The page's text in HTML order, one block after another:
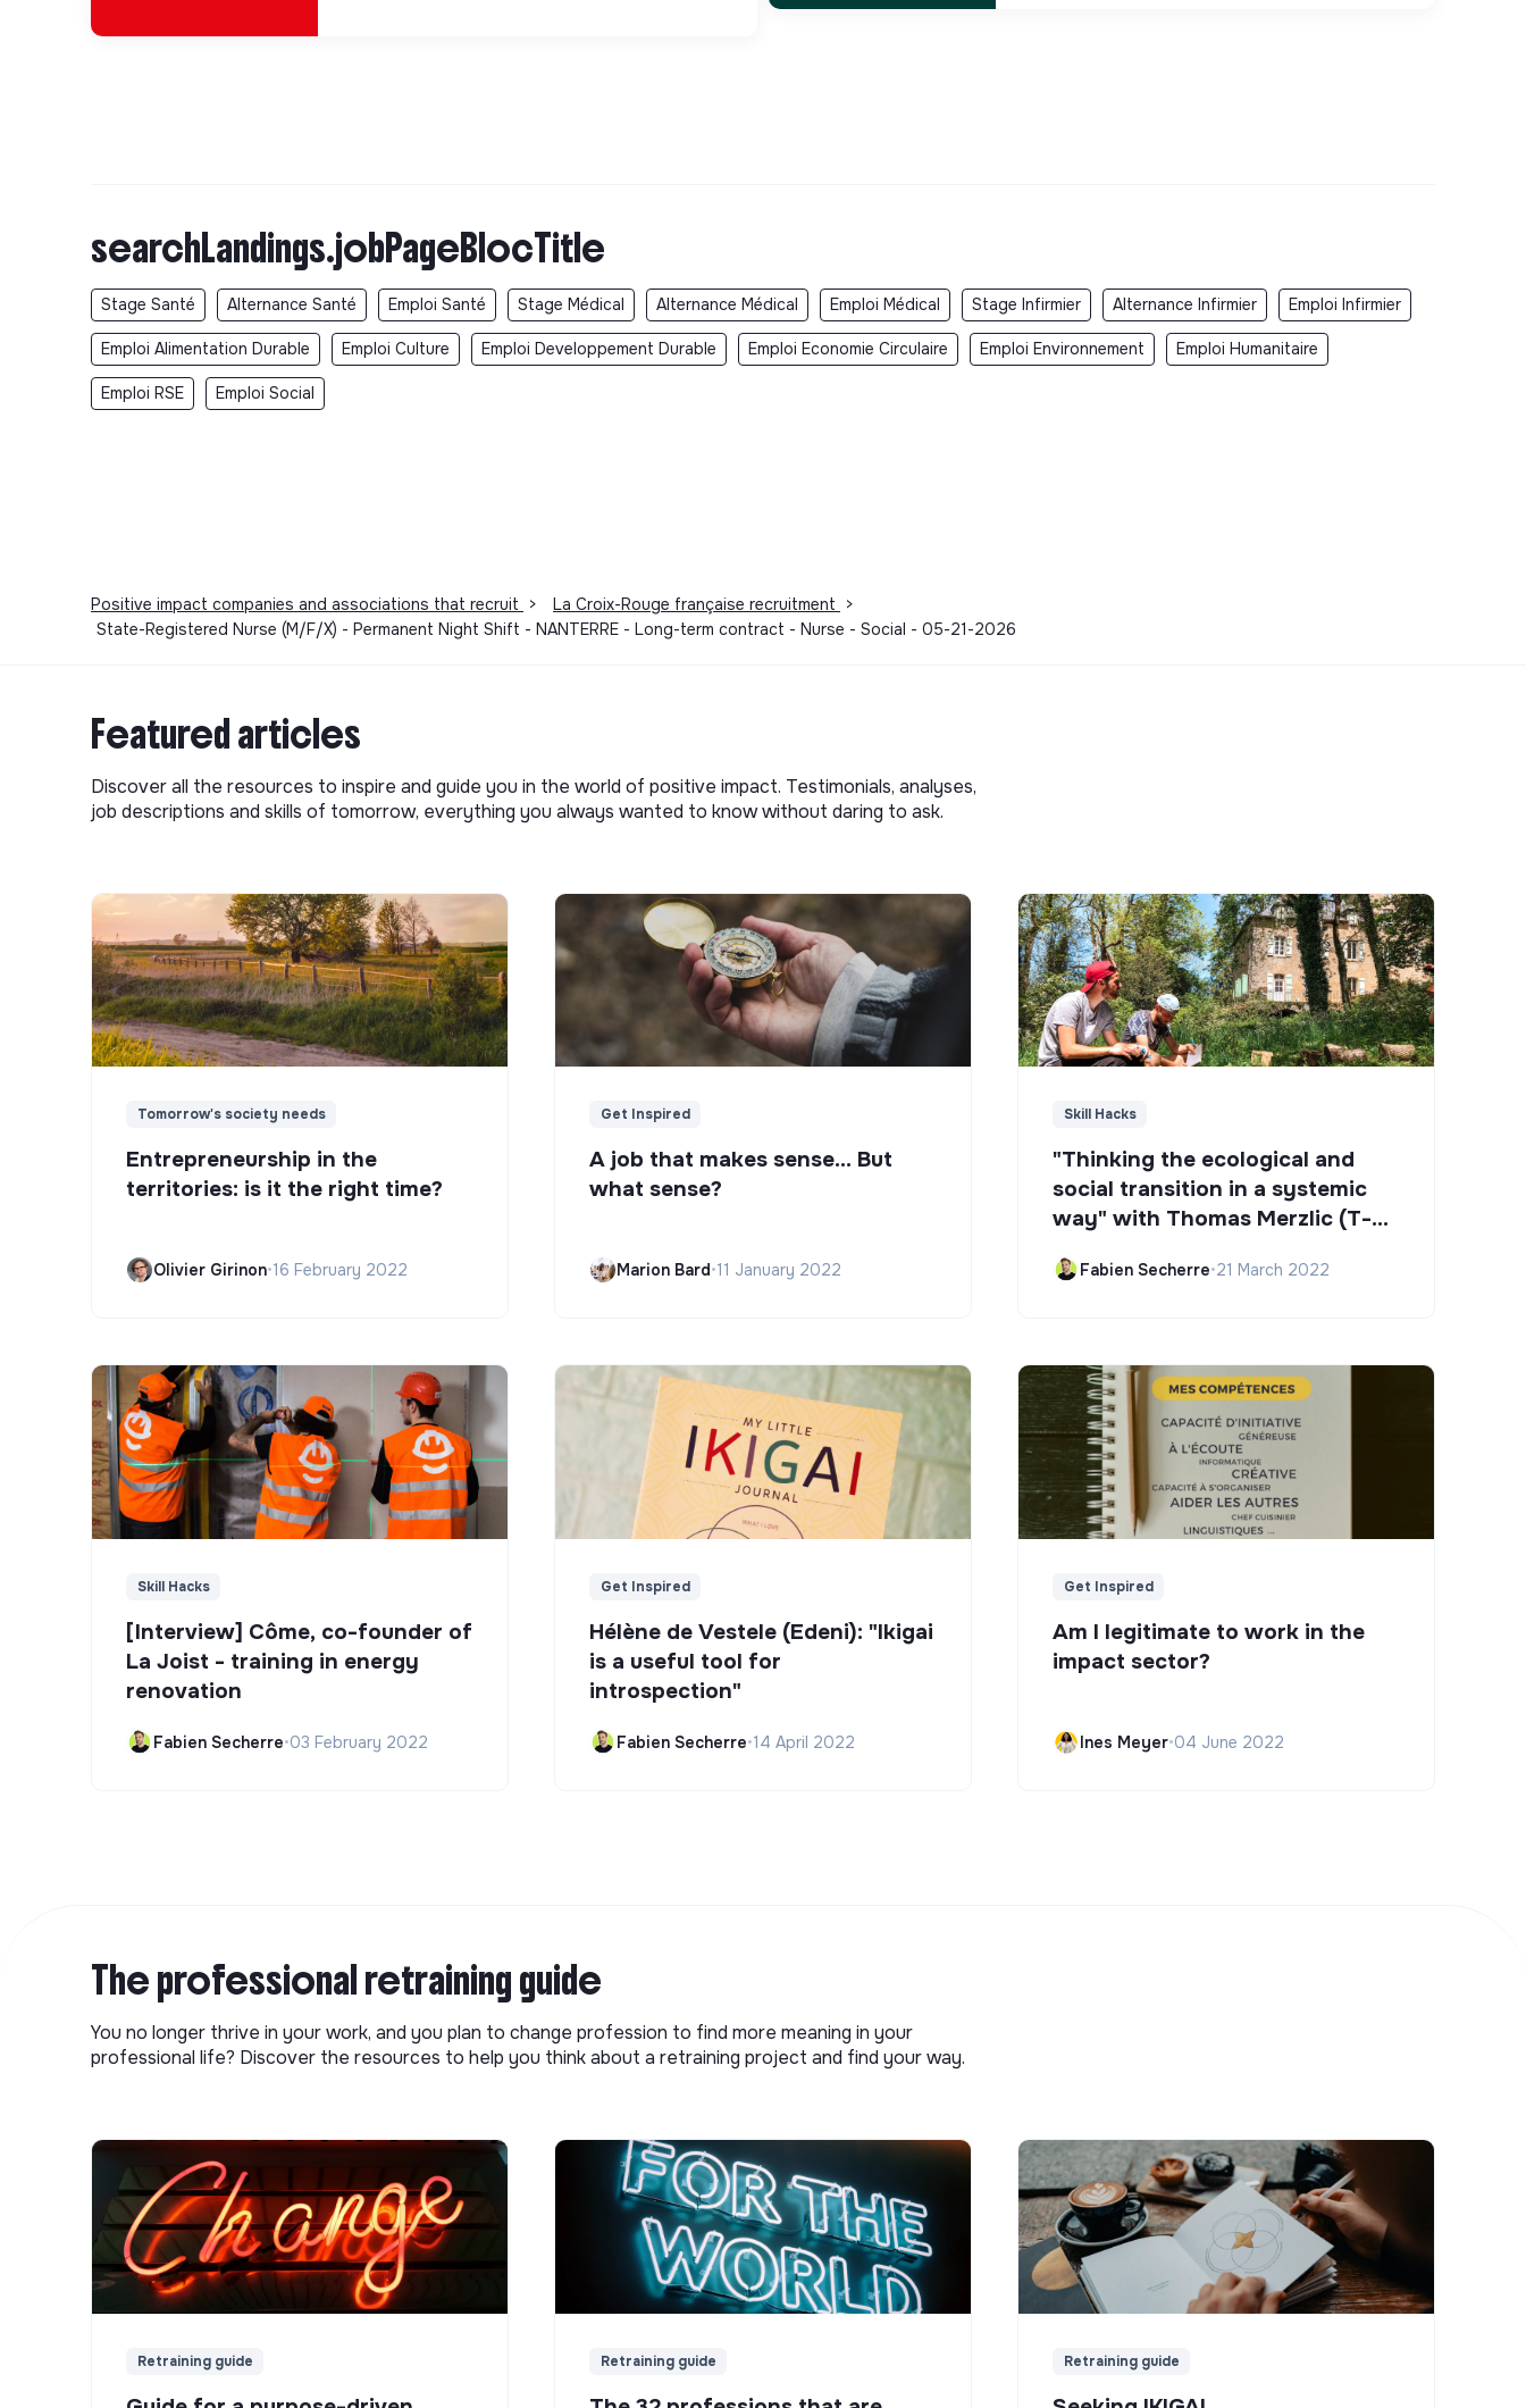
searchLandings.jobPageBlocTitle
Stage Santé Alternance Santé Emploi Santé Stage Médical Alternance Médical Emploi Médical Stage Infirmier Alternance Infirmier Emploi Infirmier
Emploi Alimentation Durable Emploi Culture Emploi Developpement Durable Emploi Economie Circulaire Emploi Environnement Emploi Humanitaire
Emploi RSE Emploi Social
Positive impact companies and associations that recruit > La Croix-Rouge française recruitment
>
State-Registered Nurse (M/F/X) - Permanent Night Shift - NANTERRE - Long-term contract - Nurse - Social - 05-21-2026
Featured articles
Discover all the resources to inspire and guide you in the world of positive impact. Testimonials, analyses,
job descriptions and skills of tomorrow, everything you always wanted to know without daring to ask.
Tomorrow's society needs
Entrepreneurship in the
territories: is it the right time?
Olivier Girinon•16 February 2022
Get Inspired
A job that makes sense... But
what sense?
Marion Bard•11 January 2022
Skill Hacks
"Thinking the ecological and
social transition in a systemic
way" with Thomas Merzlic (T-
Fabien Secherre•21 March 2022
Skill Hacks
[Interview] Côme, co-founder of
La Joist - training in energy
renovation
Fabien Secherre•03 February 2022
Get Inspired
Hélène de Vestele (Edeni): "Ikigai
is a useful tool for
introspection"
Fabien Secherre•14 April 2022
Get Inspired
Am I legitimate to work in the
impact sector?
Ines Meyer•04 June 2022
The professional retraining guide
You no longer thrive in your work, and you plan to change profession to find more meaning in your
professional life? Discover the resources to help you think about a retraining project and find your way.
Retraining guide Retraining guide Retraining guide